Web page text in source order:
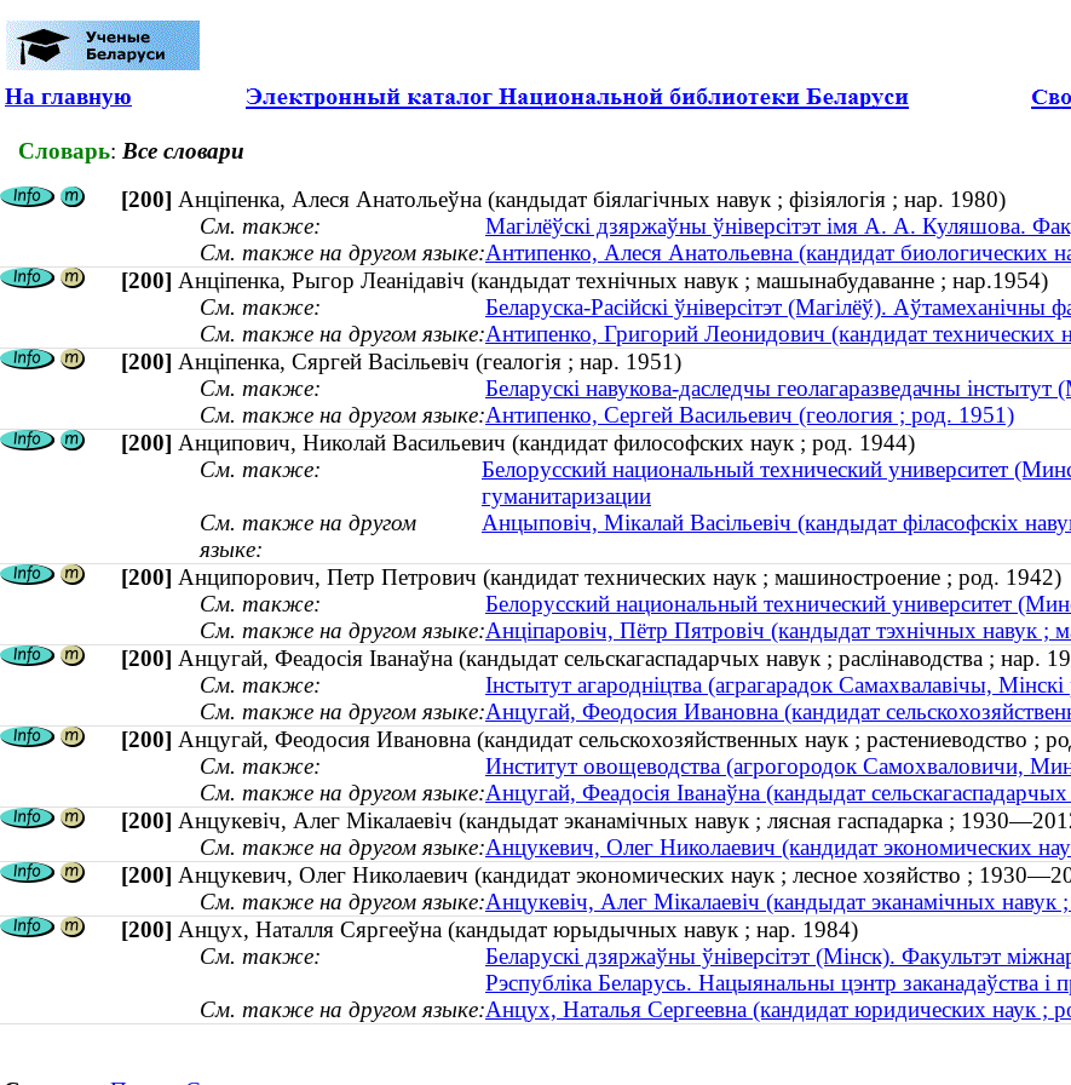
На главную
Словарь: Все словари
[200] Анціпенка, Алеся Анатольеўна (кандыдат біялагічных навук ; фізіялогія ; нар. 1980)
См. также:
Магілёўскі дзяржаўны ўніверсітэт імя А. А. Куляшова.
См. также на другом языке:Антипенко, Алеся Анатольевна (кандидат биологических
[200] Анціпенка, Рыгор Леанідавіч (кандыдат технічных навук ; машынабудаванне ; нар.1954)
См. также:
Беларуска-Расійскі ўніверсітэт (Магілёў). Аўтамеханічны
См. также на другом языке:Антипенко, Григорий Леонидович (кандидат
[200] Анціпенка, Сяргей Васільевіч (геалогія ; нар. 1951)
См. также:
Беларускі навукова-даследчы геолагаразведачны інстытут
См. также на другом языке:Антипенко, Сергей Васильевич (геология ; род. 1951)
[200] Анципович, Николай Васильевич (кандидат философских наук ; род. 1944)
См. также:
Белорусский национальный технический университет
гуманитаризации
См. также на другом
языке:
Анцыповіч, Мікалай Васільевіч (кандыдат філасофскіх
[200] Анципорович, Петр Петрович (кандидат технических наук ; машиностроение ; род. 1942)
См. также:
Белорусский национальный технический университет
См. также на другом языке:Анціпаровіч, Пётр Пятровіч (кандыдат тэхнічных навук ;
[200] Анцугай, Феадосія Іванаўна (кандыдат сельскагаспадарчых навук ; раслінаводства ; нар.
См. также:
Інстытут агародніцтва (аграгарадок Самахвалавічы, Мінскі
См. также на другом языке:Анцугай, Феодосия Ивановна (кандидат
[200] Анцугай, Феодосия Ивановна (кандидат сельскохозяйственных наук ; растениеводство ;
См. также:
Институт овощеводства (агрогородок Самохваловичи,
См. также на другом языке:Анцугай, Феадосія Іванаўна (кандыдат
[200] Анцукевіч, Алег Мікалаевіч (кандыдат эканамічных навук ; лясная гаспадарка ;
См. также на другом языке:Анцукевич, Олег Николаевич (кандидат экономических
[200] Анцукевич, Олег Николаевич (кандидат экономических наук ; лесное хозяйство ;
См. также на другом языке:Анцукевіч, Алег Мікалаевіч (кандыдат эканамічных
[200] Анцух, Наталля Сяргееўна (кандыдат юрыдычных навук ; нар. 1984)
См. также:
Беларускі дзяржаўны ўніверсітэт (Мінск). Факультэт
Рэспубліка Беларусь. Нацыянальны цэнтр заканадаўства і
См. также на другом языке:Анцух, Наталья Сергеевна (кандидат юридических наук ;